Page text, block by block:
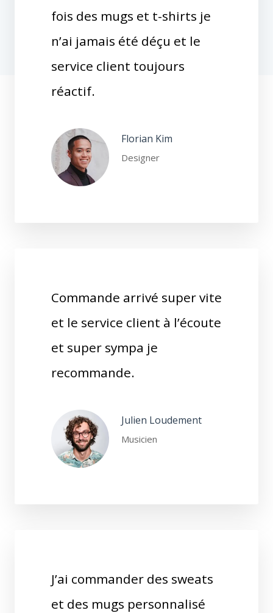
fois des mugs et t-shirts je
n’ai jamais été déçu et le
service client toujours
réactif.
Florian Kim
Designer
Commande arrivé super vite
et le service client à l’écoute
et super sympa je
recommande.
Julien Loudement
Musicien
J’ai commander des sweats
et des mugs personnalisé